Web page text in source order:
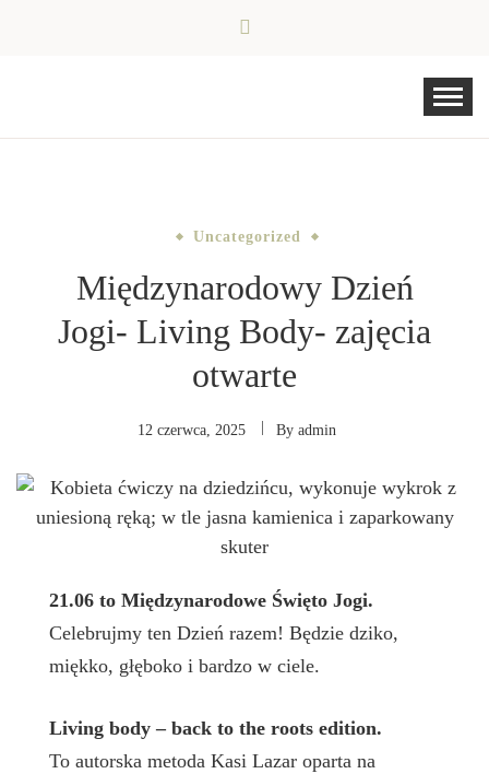
Uncategorized
Międzynarodowy Dzień
Jogi- Living Body- zajęcia
otwarte
12 czerwca, 2025 By admin
21.06 to Międzynarodowe Święto Jogi.
Celebrujmy ten Dzień razem! Będzie dziko,
miękko, głęboko i bardzo w ciele.
Living body – back to the roots edition.
To autorska metoda Kasi Lazar oparta na